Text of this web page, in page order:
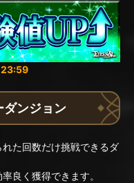
ダンジョン
れた回数だけ挑戦できるダ
良く獲得できます。